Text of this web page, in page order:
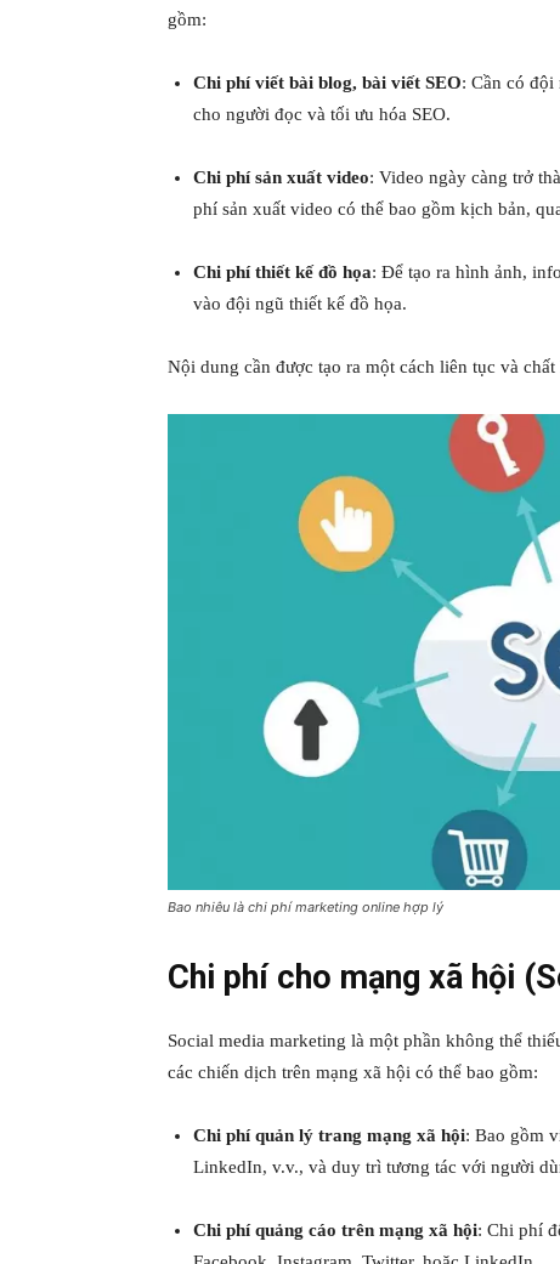
gồm:
Chi phí viết bài blog, bài viết SEO: Cần có đội
cho người đọc và tối ưu hóa SEO.
Chi phí sản xuất video: Video ngày càng trở
phí sản xuất video có thể bao gồm kịch bản,
Chi phí thiết kế đồ họa: Để tạo ra hình ảnh,
vào đội ngũ thiết kế đồ họa.
Nội dung cần được tạo ra một cách liên tục và
Bao nhiêu là chi phí marketing online hợp lý
Chi phí cho mạng xã hội
Social media marketing là một phần không thể
các chiến dịch trên mạng xã hội có thể bao gồm:
Chi phí quản lý trang mạng xã hội: Bao gồm
LinkedIn, v.v., và duy trì tương tác với người
Chi phí quảng cáo trên mạng xã hội: Chi phí